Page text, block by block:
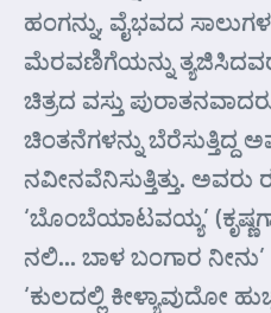
ಹಂಗನ್ನು, ವೈಭವದ
ಮೆರವಣಿಗೆಯನ್ನು
ಚಿತ್ರದ ವಸ್ತು
ಚಿಂತನೆಗಳನ್ನು ಬೆರೆಸುತ್ತಿದ್ದ
ನವೀನವೆನಿಸುತ್ತಿತ್ತು.
‘ಬೊಂಬೆಯಾಟವಯ್ಯ’
ನಲಿ… ಬಾಳ ಬಂಗಾರ
‘ಕುಲದಲ್ಲಿ ಕೀಳ್ಯಾವುದೋ